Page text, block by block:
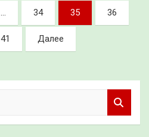
… 34 35 36
41 Далее